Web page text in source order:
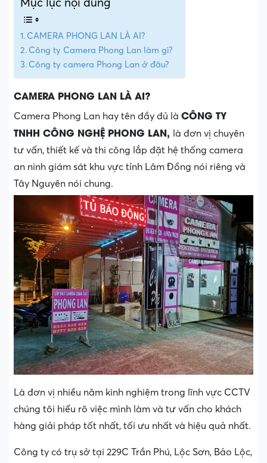
Mục lục nội dung
CAMERA PHONG LAN LÀ AI?
Công ty Camera Phong Lan làm gì?
Công ty camera Phong Lan ở đâu?
CAMERA PHONG LAN LÀ AI?
Camera Phong Lan hay tên đầy đủ là CÔNG TY
TNHH CÔNG NGHỆ PHONG LAN, là đơn vị chuyên
tư vấn, thiết kế và thi công lắp đặt hệ thống camera
an ninh giám sát khu vực tỉnh Lâm Đồng nói riêng và
Tây Nguyên nói chung.
Là đơn vị nhiều năm kinh nghiệm trong lĩnh vực CCTV
chúng tôi hiểu rõ việc mình làm và tư vấn cho khách
hàng giải pháp tốt nhất, tối ưu nhất và hiệu quả nhất.
Công ty có trụ sở tại 229C Trần Phú, Lộc Sơn, Bảo Lộc,